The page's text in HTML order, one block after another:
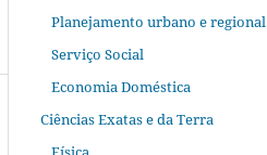
Planejamento urbano e regional
Serviço Social
Economia Doméstica
Ciências Exatas e da Terra